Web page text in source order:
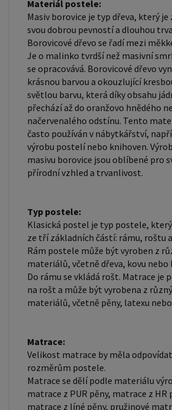
firmám, nabízíme možnost
velkoobchodní ceny. Zašlete
ondera@seznam.cz, velice rádi se
věnovat. Popřípadě se zaregistrujte se ( "
UŽIVATEL " - v horní liště ), vyplníte
zakliknete " MÁME ZÁJEM O
SPOLUPRÁCI " a zadáte fakturační
kontrole, Vám bude povolen
velkoobchodu.
Materiál postele:
Masiv borovice je typ dřeva, který je
svou dobrou pevností a dlouhou
Borovicové dřevo se řadí mezi
Je o malinko tvrdší než masivní
se opracovává. Borovicové dřevo
krásnou barvou a okouzlující
světlou barvu, která díky obsahu
přechází až do oranžovo hnědého
načervenalého odstínu. Tento
často používán v nábytkářství,
výrobu postelí nebo knihoven.
masivu borovice jsou oblíbené pro
přírodní vzhled a trvanlivost.
Typ postele:
Klasická postel je typ postele, který
ze tří základních částí: rámu, roštu
Rám postele může být vyroben z
materiálů, včetně dřeva, kovu
Do rámu se vkládá rošt. Matrace je
na rošt a může být vyrobena z
materiálů, včetně pěny, latexu
Matrace:
Velikost matrace by měla odpovídat
rozměrům postele.
Matrace se dělí podle materiálu
matrace z PUR pěny, matrace z HR
matrace z líné pěny, pružinové